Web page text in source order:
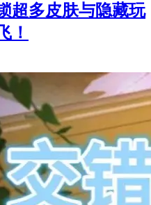
超多皮肤与隐藏玩
！